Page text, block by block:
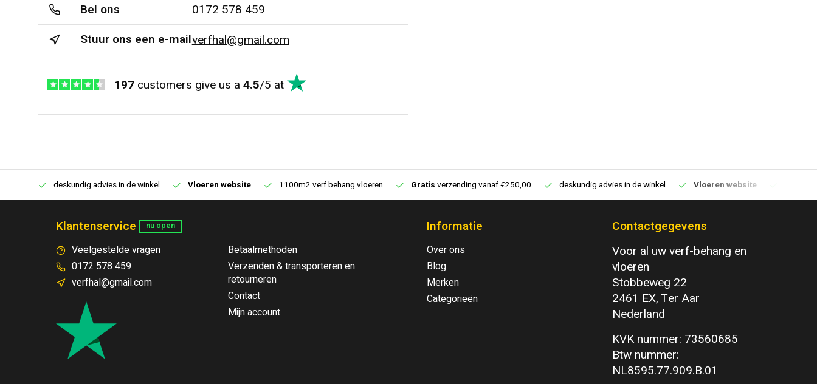
Bel ons
0172 578 459
Stuur ons een e-mailverfhal@gmail.com
197 customers give us a 4.5/5 at
deskundig advies in de winkel Vloeren website 1100m2 verf behang vloeren Gratis verzending vanaf €250,00 deskundig advies in de winkel Vloeren website
Klantenservice nu open
Veelgestelde vragen
0172 578 459
verfhal@gmail.com
Betaalmethoden
Verzenden & transporteren en
retourneren
Contact
Mijn account
Informatie
Over ons
Blog
Merken
Categorieën
Contactgegevens
Voor al uw verf-behang en
vloeren
Stobbeweg 22
2461 EX, Ter Aar
Nederland
KVK nummer: 73560685
Btw nummer:
NL8595.77.909.B.01